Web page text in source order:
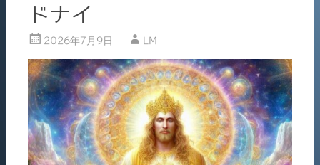
ドナイ
2026年7月9日 LM